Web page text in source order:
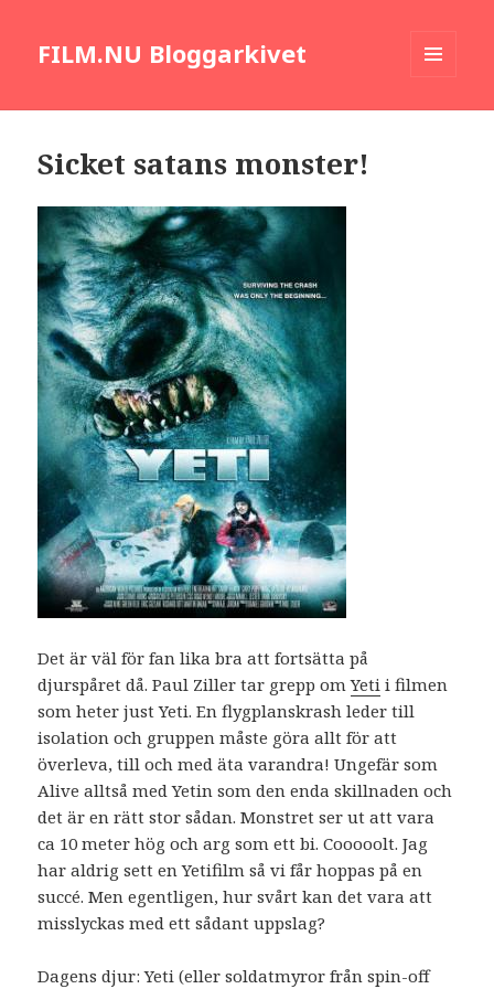
FILM.NU Bloggarkivet
Sicket satans monster!
Det är väl för fan lika bra att fortsätta på
djurspåret då. Paul Ziller tar grepp omYeti i filmen
som heter just Yeti. En flygplanskrash leder till
isolation och gruppen måste göra allt för att
överleva, till och med äta varandra! Ungefär som
Alive alltså med Yetin som den enda skillnaden och
det är en rätt stor sådan. Monstret ser ut att vara
ca 10 meter hög och arg som ett bi. Cooooolt. Jag
har aldrig sett en Yetifilm så vi får hoppas på en
succé. Men egentligen, hur svårt kan det vara att
misslyckas med ett sådant uppslag?
Dagens djur: Yeti (eller soldatmyror från spin-off